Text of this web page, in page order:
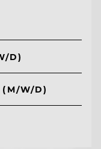
D)
(M/W/D)